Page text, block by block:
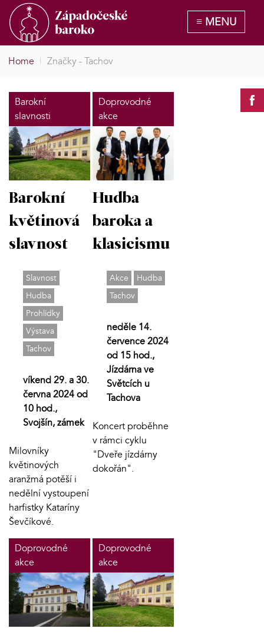
Home | Značky - Tachov
Barokní
slavnosti
Barokní
květinová
slavnost
Slavnost
Hudba
Prohlídky
Výstava
Tachov
víkend 29. a 30.
června 2024 od
10 hod.,
Svojšín, zámek
Milovníky
květinových
aranžmá potěší i
nedělní vystoupení
harfistky Kataríny
Ševčíkové.
Doprovodné
akce
Hudba
baroka a
klasicismu
Akce
Hudba
Tachov
neděle 14.
července 2024
od 15 hod.,
Jízdárna ve
Světcích u
Tachova
Koncert proběhne
v rámci cyklu
"Dveře jízdárny
dokořán".
Doprovodné
akce
Doprovodné
akce